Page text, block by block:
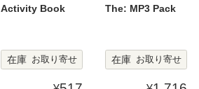
Activity Book
在庫 お取り寄せ
The: MP3 Pack
在庫 お取り寄せ